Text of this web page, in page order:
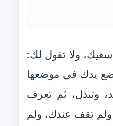
سعيك، ولا تقول لك:
تضع يدك في موضعها
وتبذل، ثم تعرف
ولم تقف عندك، ولم